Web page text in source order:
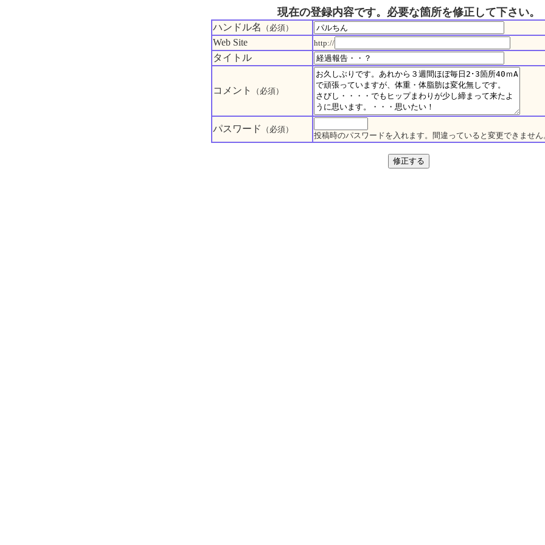
現在の登録内容です。必要な箇所を修正して下さい。
ハンドル名 （必須）
Web Site http://
タイトル
コメント （必須）
パスワード （必須）
投稿時のパスワードを入れます。間違っていると変更できません